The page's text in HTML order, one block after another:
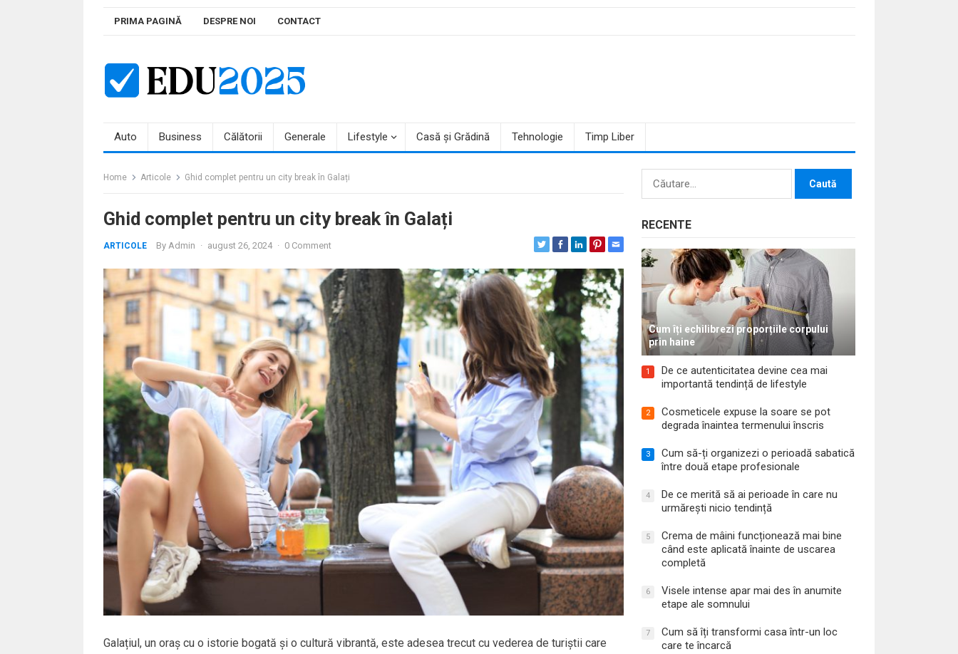
PRIMA PAGINĂ DESPRE NOI CONTACT
Auto Business Călătorii Generale Lifestyle Casă și Grădină Tehnologie Timp Liber
Home Articole Ghid complet pentru un city break în Galați
Ghid complet pentru un city break în Galați
ARTICOLE By Admin · august 26, 2024 · 0 Comment
Galațiul, un oraș cu o istorie bogată și o cultură vibrantă, este adesea trecut cu vederea de turiștii care
Caută
RECENTE
Cum îți echilibrezi proporțiile corpului
prin haine
1
De ce autenticitatea devine cea mai
importantă tendință de lifestyle
2
Cosmeticele expuse la soare se pot
degrada înaintea termenului înscris
3
Cum să-ți organizezi o perioadă sabatică
între două etape profesionale
4
De ce merită să ai perioade în care nu
urmărești nicio tendință
5
Crema de mâini funcționează mai bine
când este aplicată înainte de uscarea
completă
6
Visele intense apar mai des în anumite
etape ale somnului
7
Cum să îți transformi casa într-un loc
care te încarcă